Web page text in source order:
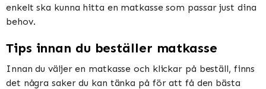
enkelt ska kunna hitta en matkasse som passar just dina
behov.
Tips innan du beställer matkasse
Innan du väljer en matkasse och klickar på beställ, finns
det några saker du kan tänka på för att få den bästa